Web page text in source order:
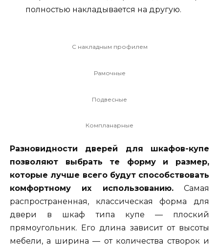
полностью накладывается на другую.
С накладным профилем
Рамочные
Подвесные
Компланарные
Разновидности дверей для шкафов-купе
позволяют выбрать те форму и размер,
которые лучше всего будут способствовать
комфортному их использованию.Самая
распространенная, классическая форма для
двери в шкаф типа купе — плоский
прямоугольник. Его длина зависит от высоты
мебели, а ширина — от количества створок и